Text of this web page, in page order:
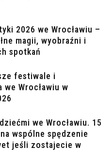
2026 we Wrocławiu –
magii, wyobraźni i
spotkań
festiwale i
we Wrocławiu w
we Wrocławiu. 15
wspólne spędzenie
jeśli zostajecie w